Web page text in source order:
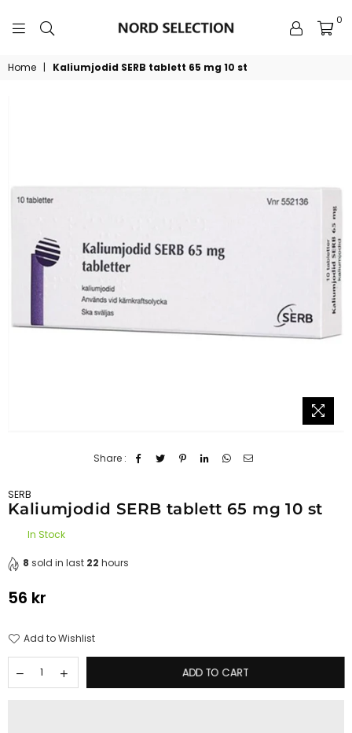
NORDSELECTION
0
Home | Kaliumjodid SERB tablett 65 mg 10 st
Share :
SERB
Kaliumjodid SERB tablett 65 mg 10 st
In Stock
8 sold in last 22 hours
Regular
56 kr
Add to Wishlist
ADD TO CART